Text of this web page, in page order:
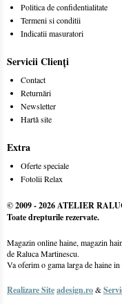
Politica de confidentialitate
Termeni si conditii
Indicatii masuratori
Servicii Clienţi
Contact
Returnări
Newsletter
Hartă site
Extra
Oferte speciale
Fotolii Relax
© 2009 -2026 ATELIER
Toate drepturile rezervate.
Magazin online haine, magazin
de Raluca Martinescu.
Va oferim o gama larga de haine
Realizare Siteadesign.ro&